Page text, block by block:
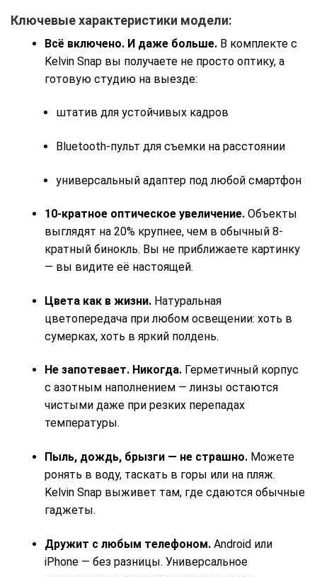
Ключевые характеристики модели:
Всё включено. И даже больше. В комплекте с
Kelvin Snap вы получаете не просто оптику, а
готовую студию на выезде:
штатив для устойчивых кадров
Bluetooth-пульт для съемки на расстоянии
универсальный адаптер под любой смартфон
10-кратное оптическое увеличение. Объекты
выглядят на 20% крупнее, чем в обычный 8-
кратный бинокль. Вы не приближаете картинку
— вы видите её настоящей.
Цвета как в жизни. Натуральная
цветопередача при любом освещении: хоть в
сумерках, хоть в яркий полдень.
Не запотевает. Никогда. Герметичный корпус
с азотным наполнением — линзы остаются
чистыми даже при резких перепадах
температуры.
Пыль, дождь, брызги — не страшно. Можете
ронять в воду, таскать в горы или на пляж.
Kelvin Snap выживет там, где сдаются обычные
гаджеты.
Дружит с любым телефоном. Android или
iPhone — без разницы. Универсальное